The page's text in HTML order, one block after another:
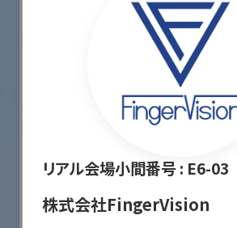
リアル会場小間番号 : E6-03
株式会社FingerVision